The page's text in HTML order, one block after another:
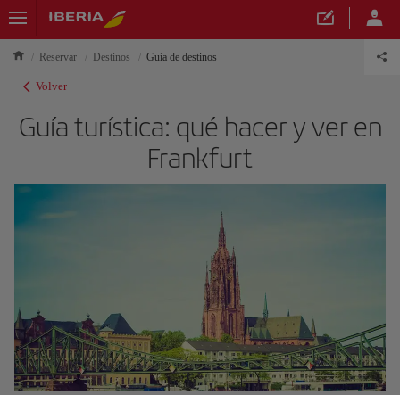
Reservar Destinos Guía de destinos
Volver
Guía turística: qué hacer y ver en
Frankfurt